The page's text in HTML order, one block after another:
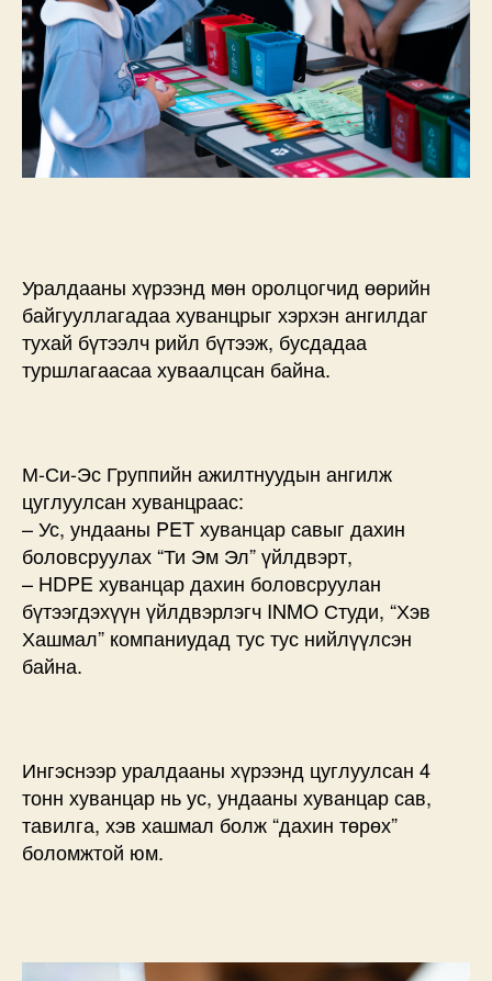
Уралдааны хүрээнд мөн оролцогчид өөрийн
байгууллагадаа хуванцрыг хэрхэн ангилдаг
тухай бүтээлч рийл бүтээж, бусдадаа
туршлагаасаа хуваалцсан байна.
М-Си-Эс Группийн ажилтнуудын ангилж
цуглуулсан хуванцраас:
– Ус, ундааны PET хуванцар савыг дахин
боловсруулах “Ти Эм Эл” үйлдвэрт,
– HDPE хуванцар дахин боловсруулан
бүтээгдэхүүн үйлдвэрлэгч INMO Студи, “Хэв
Хашмал” компаниудад тус тус нийлүүлсэн
байна.
Ингэснээр уралдааны хүрээнд цуглуулсан 4
тонн хуванцар нь ус, ундааны хуванцар сав,
тавилга, хэв хашмал болж “дахин төрөх”
боломжтой юм.